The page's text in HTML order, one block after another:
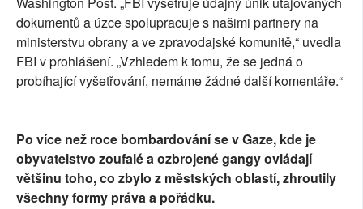
dokumentů a úzce spolupracuje s našimi partnery na
ministerstvu obrany a ve zpravodajské komunitě,“ uvedla
FBI v prohlášení. „Vzhledem k tomu, že se jedná o
probíhající vyšetřování, nemáme žádné další komentáře.“
Po více než roce bombardování se v Gaze, kde je
obyvatelstvo zoufalé a ozbrojené gangy ovládají
většinu toho, co zbylo z městských oblastí, zhroutily
všechny formy práva a pořádku.